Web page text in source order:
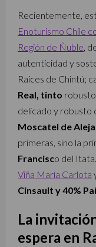
Recientemente,
Enoturismo Chile
Región de Ñuble,
autenticidad y
Raíces de Chintú;
Real, tinto
delicado y robusto
Moscatel de
primeras, sino la
Francisco del Itata.
Viña María Carlota
Cinsault y 40%
La
espera en